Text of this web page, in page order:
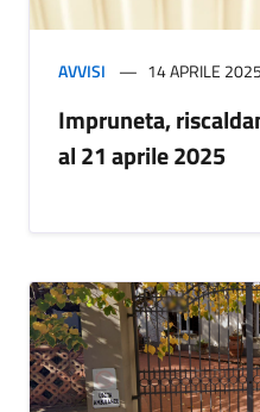
AVVISI 14 APRILE 2025
Impruneta,
al 21 aprile 2025